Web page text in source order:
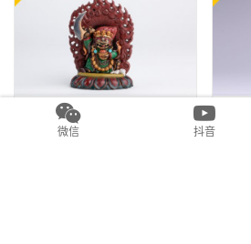
大黑天 置物（徐清）
微信 抖音